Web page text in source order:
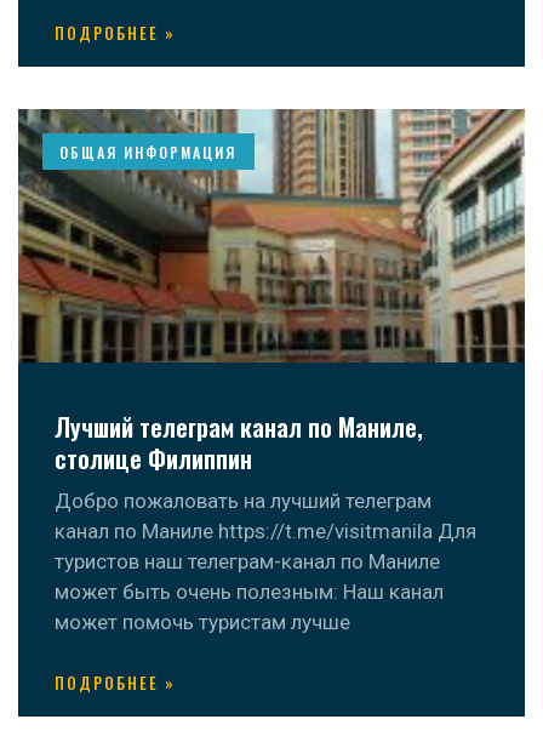
ПОДРОБНЕЕ »
ОБЩАЯ ИНФОРМАЦИЯ
Лучший телеграм канал по Маниле,
столице Филиппин
Добро пожаловать на лучший телеграм
канал по Маниле https://t.me/visitmanila Для
туристов наш телеграм-канал по Маниле
может быть очень полезным: Наш канал
может помочь туристам лучше
ПОДРОБНЕЕ »